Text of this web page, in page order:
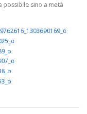
possibile sino a metà